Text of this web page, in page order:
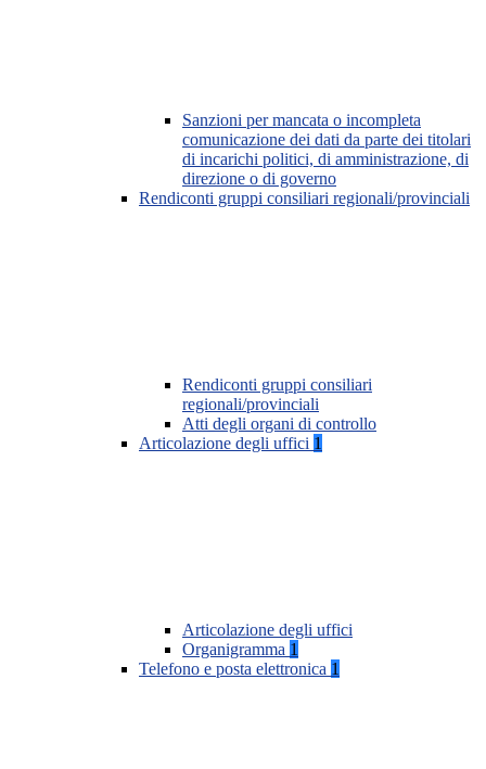
Sanzioni per mancata o incompleta
comunicazione dei dati da parte dei titolari
di incarichi politici, di amministrazione, di
direzione o di governo
Rendiconti gruppi consiliari regionali/provinciali
Rendiconti gruppi consiliari
regionali/provinciali
Atti degli organi di controllo
Articolazione degli uffici 1
Articolazione degli uffici
Organigramma 1
Telefono e posta elettronica 1